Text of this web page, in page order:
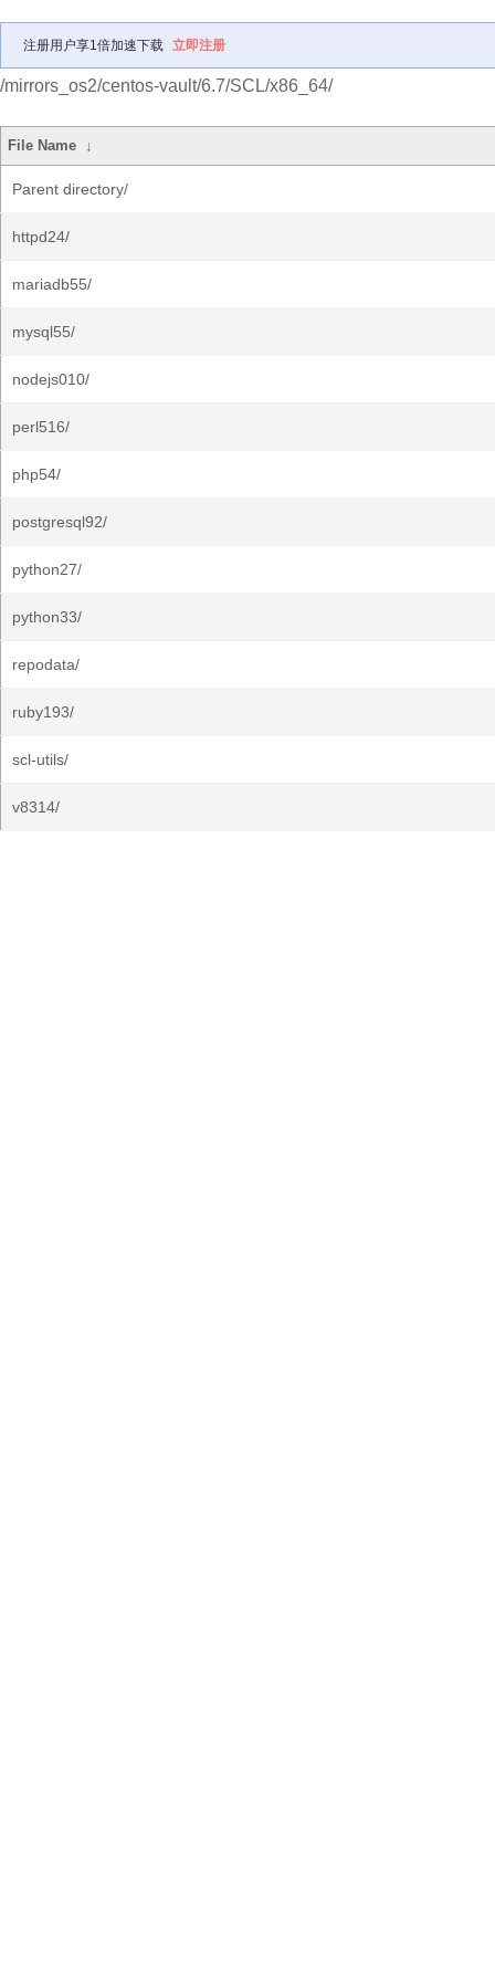
注册用户享1倍加速下载 立即注册
/mirrors_os2/centos-vault/6.7/SCL/x86_64/
File Name ↓
Parent directory/
httpd24/
mariadb55/
mysql55/
nodejs010/
perl516/
php54/
postgresql92/
python27/
python33/
repodata/
ruby193/
scl-utils/
v8314/